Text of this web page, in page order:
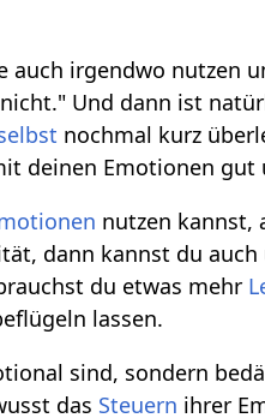
irgendwo nutzen
Und dann ist
nochmal kurz
deinen Emotionen gut
nutzen kannst,
dann kannst du
du etwas mehr
lassen.
sind, sondern
das Steuern ihrer